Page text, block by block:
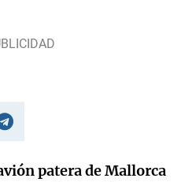
patera de Mallorca